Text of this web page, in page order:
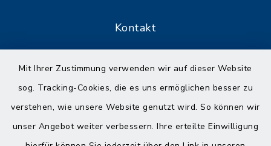
Mit Ihrer Zustimmung verwenden wir auf dieser Website
sog. Tracking-Cookies, die es uns ermöglichen besser zu
verstehen, wie unsere Website genutzt wird. So können wir
unser Angebot weiter verbessern. Ihre erteilte Einwilligung
Kontakt
Datenschutz
Impressum